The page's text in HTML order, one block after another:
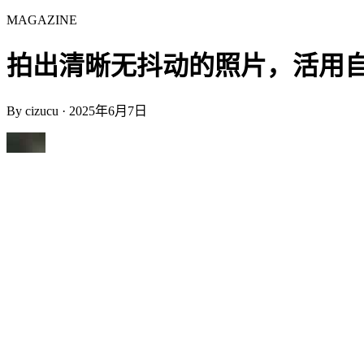
MAGAZINE
拍出清晰无抖动的照片，活用
By cizucu · 2025年6月7日